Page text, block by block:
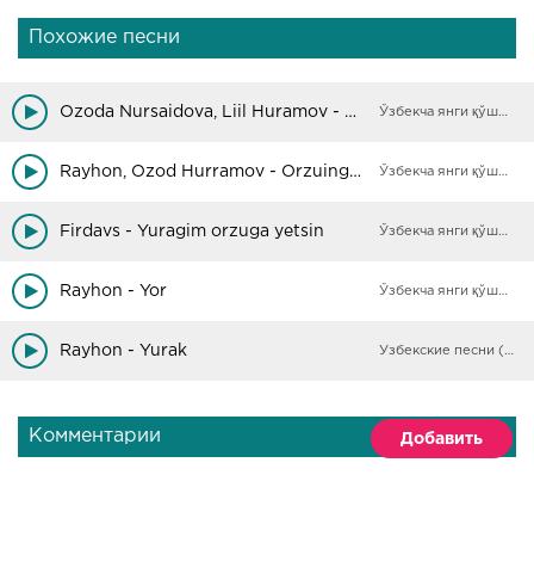
Похожие песни
Ozoda Nursaidova, Liil Huramov - Million Ўзбекча янги қўшиқлар
Rayhon, Ozod Hurramov - Orzuinga ishon Ўзбекча янги қўшиқлар
Firdavs - Yuragim orzuga yetsin Ўзбекча янги қўшиқлар
Rayhon - Yor Ўзбекча янги қўшиқлар
Rayhon - Yurak Узбекские песни (Архив)
Комментарии Добавить